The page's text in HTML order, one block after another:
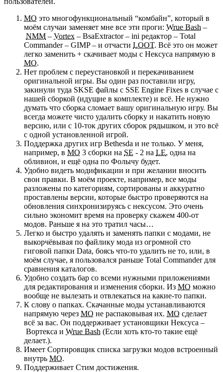
МО это многофункциональный “комбайн”, который в
моём случаи заменяет мне все эти проги: Wrue Bash –
NMM – Vortex – BsaExtractor – ini редактор – Total
Commander – GIMP – и отчасти LOOT. Всё это он может
легко заменить + скачивает моды с Нексуса напрямую в
МО.
Нет проблем с переустановкой и перекачиванием
оригинальной игры. Вы один раз поставили игру,
закинули туда SKSE файлы с SSE Engine Fixes в случае с
нашей сборкой (идущие в комплекте) и всё. Не нужно
думать что сборка сломает вашу оригинальную игру. Вы
всегда можете чисто удалить сборку и накатить новую
версию, или с 10-ток других сборок рядышком, и это всё
с одной установленной игрой.
Поддержка других игр Bethesda и не только. У меня,
например, в МО 3 сборки на SE - 2 на LE, одна на
обливион, и ещё одна по Фолычу будет.
Удобно видеть модификации и при желании вносить
свои правки. В моём проекте, например, все моды
разложены по категориям, сортированы и аккуратно
проставлены версии, которые быстро проверяются на
обновления синхронизируясь с нексусом. Это очень
сильно экономит время на проверку скажем 400-от
модов. Раньше я на это тратил часы…
Легко и быстро удалять и заменять папки с модами, не
выкорчёвывая по файлику мода из огромной сто
гиговой папки Data, боясь что-то удалить не то, или, в
моём случае, я пользовался раньше Total Commander для
сравнения каталогов.
Удобно создать бар со всеми нужными приложениями
для редактирования и изменения сборки. Из МО можно
вообще не вылезать и отвлекаться на какие-то папки.
К слову о папках. Скачанные моды устанавливаются
напрямую через МО не распаковывая их. МО сделает
всё за вас. Он поддерживает установщики Нексуса –
Вортекса и Wrue Bash (Если хоть кто-то такие ещё
делает.).
Имеет Сортировщик списка загрузки модов встроенный
внутрь МО.
Поддерживает Стим достижения.